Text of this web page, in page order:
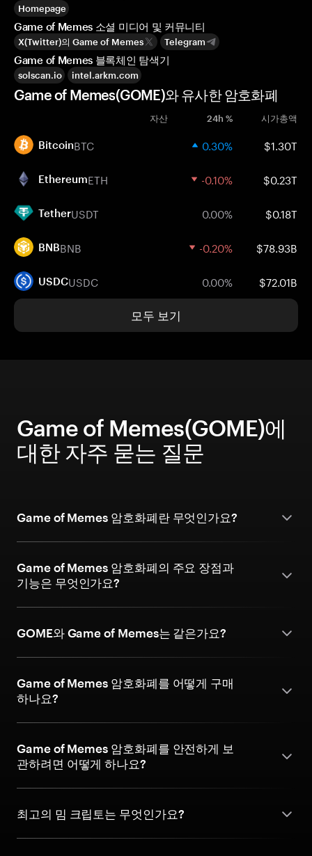
Homepage
Game of Memes 소셜 미디어 및 커뮤니티
X(Twitter)의 Game of Memes Telegram
Game of Memes 블록체인 탐색기
solscan.io intel.arkm.com
Game of Memes(GOME)와 유사한 암호화폐
자산 24h % 시가총액
BitcoinBTC 0.30% $1.30T
EthereumETH -0.10% $0.23T
TetherUSDT 0.00% $0.18T
BNBBNB -0.20% $78.93B
USDCUSDC 0.00% $72.01B
모두 보기
Game of Memes(GOME)에
대한 자주 묻는 질문
Game of Memes 암호화폐란 무엇인가요?
Game of Memes 암호화폐의 주요 장점과
기능은 무엇인가요?
GOME와 Game of Memes는 같은가요?
Game of Memes 암호화폐를 어떻게 구매
하나요?
Game of Memes 암호화폐를 안전하게 보
관하려면 어떻게 하나요?
최고의 밈 크립토는 무엇인가요?